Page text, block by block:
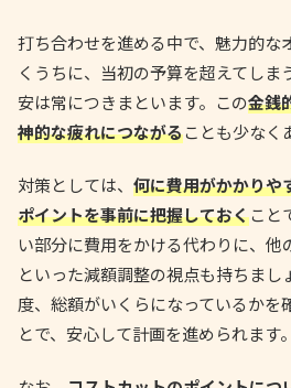
打ち合わせを進める中で、魅力的な
くうちに、当初の予算を超えてしま
安は常につきまといます。この金銭
神的な疲れにつながることも少なく
対策としては、 何に費用がかかりや
ポイントを事前に把握しておくこと
い部分に費用をかける代わりに、他
といった減額調整の視点も持ちまし
度、総額がいくらになっているかを
とで、安心して計画を進められます。